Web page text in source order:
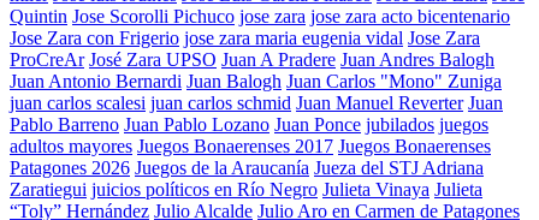
Quintin Jose Scorolli Pichuco jose zara jose zara acto bicentenario
Jose Zara con Frigerio jose zara maria eugenia vidal Jose Zara
ProCreAr José Zara UPSO Juan A Pradere Juan Andres Balogh
Juan Antonio Bernardi Juan Balogh Juan Carlos "Mono" Zuniga
juan carlos scalesi juan carlos schmid Juan Manuel Reverter Juan
Pablo Barreno Juan Pablo Lozano Juan Ponce jubilados juegos
adultos mayores Juegos Bonaerenses 2017 Juegos Bonaerenses
Patagones 2026 Juegos de la Araucanía Jueza del STJ Adriana
Zaratiegui juicios políticos en Río Negro Julieta Vinaya Julieta
“Toly” Hernández Julio Alcalde Julio Aro en Carmen de Patagones